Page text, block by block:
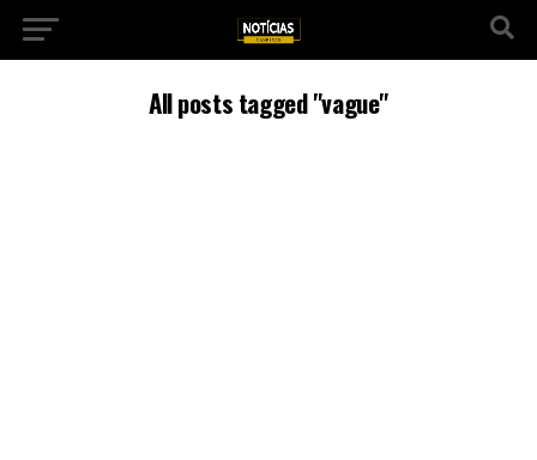
All posts tagged "vague"